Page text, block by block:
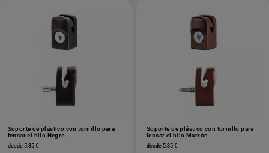
Soporte de plástico con tornillo para
tensar el hilo Negro
desde 5,35 €
Soporte de plástico con tornillo para
tensar el hilo Marrón
desde 5,35 €